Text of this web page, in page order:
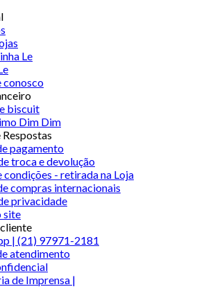
Le
conosco
biscuit
Dim Dim
pagamento
troca e devolução
condições - retirada na Loja
compras internacionais
privacidade
site
| (21) 97971-2181
atendimento
de Imprensa |